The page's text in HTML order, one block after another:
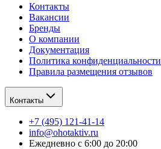
Контакты
Вакансии
Бренды
О компании
Документация
Политика конфиденциальности
Правила размещения отзывов
Контакты
+7 (495) 121-41-14
info@ohotaktiv.ru
Ежедневно с 6:00 до 20:00